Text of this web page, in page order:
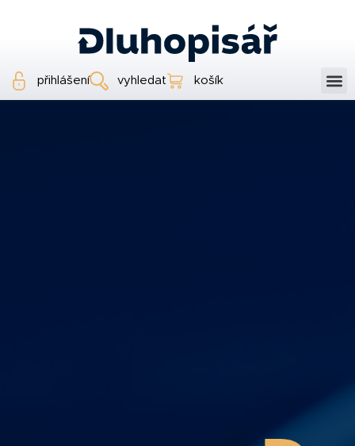
přihlášení vyhledat košík